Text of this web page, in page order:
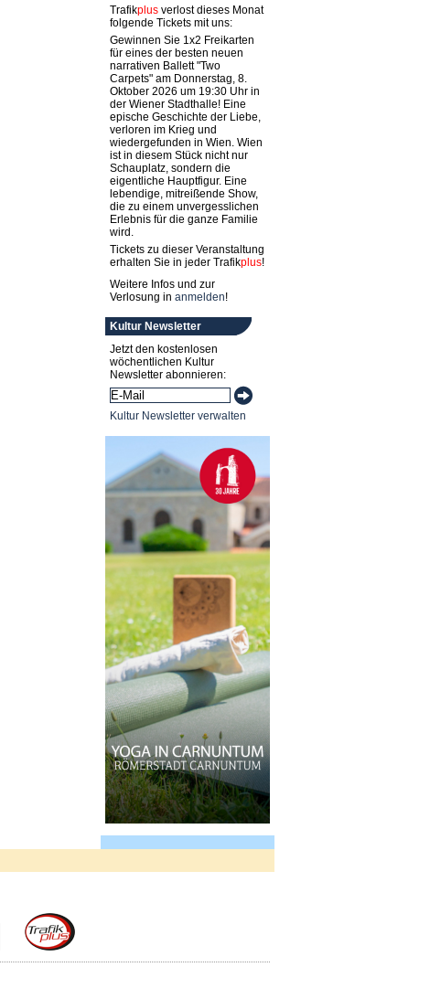
Trafikplusverlost dieses Monat
folgende Tickets mit uns:
Gewinnen Sie 1x2 Freikarten
für eines der besten neuen
narrativen Ballett "Two
Carpets" am Donnerstag, 8.
Oktober 2026 um 19:30 Uhr in
der Wiener Stadthalle! Eine
epische Geschichte der Liebe,
verloren im Krieg und
wiedergefunden in Wien. Wien
ist in diesem Stück nicht nur
Schauplatz, sondern die
eigentliche Hauptfigur. Eine
lebendige, mitreißende Show,
die zu einem unvergesslichen
Erlebnis für die ganze Familie
wird.
Tickets zu dieser Veranstaltung
erhalten Sie in jeder Trafikplus!
Weitere Infos und zur
Verlosung in anmelden!
Kultur Newsletter
Jetzt den kostenlosen
wöchentlichen Kultur
Newsletter abonnieren:
Kultur Newsletter verwalten